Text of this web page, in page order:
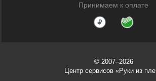
Принимаем к оплате
© 2007–2026
Центр сервисов «Руки из